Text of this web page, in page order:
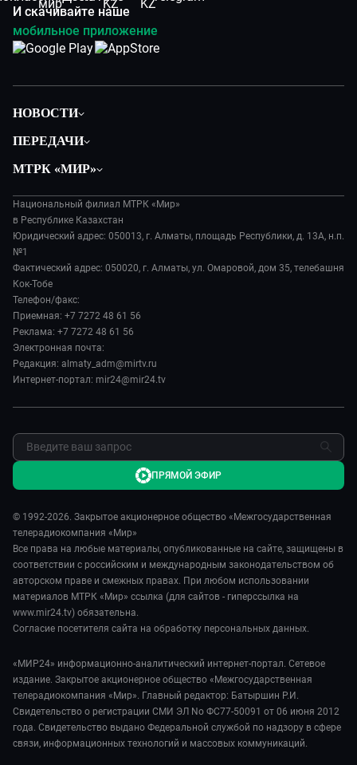
И скачивайте наше
мобильное приложение
НОВОСТИ
Экономика
Происшествия
Наука и технологии
Здоровье и медицина
Спорт
Авто
Культура
ПЕРЕДАЧИ
Вместе выгодно
Евразия. Культурно
Евразия. Регионы
Наши иностранцы
Пять причин поехать в...
Сделано в Содружестве
МТРК «МИР»
История
Руководство
Лица мира
Пресса о нас
Карьера
Реклама
Обратная связь
Национальный филиал МТРК «Мир»
в Республике Казахстан
Юридический адрес: 050013, г. Алматы, площадь Республики, д. 13А, н.п.
№1
Фактический адрес: 050020, г. Алматы, ул. Омаровой, дом 35, телебашня
Кок-Тобе
Телефон/факс:
Приемная: +7 7272 48 61 56
Реклама: +7 7272 48 61 56
Электронная почта:
Редакция: almaty_adm@mirtv.ru
Интернет-портал: mir24@mir24.tv
© 1992-2026. Закрытое акционерное общество «Межгосударственная
телерадиокомпания «Мир»
Все права на любые материалы, опубликованные на сайте, защищены в
соответствии с российским и международным законодательством об
авторском праве и смежных правах. При любом использовании
материалов МТРК «Мир» ссылка (для сайтов - гиперссылка на
www.mir24.tv) обязательна.
Согласие посетителя сайта на обработку персональных данных.
«МИР24» информационно-аналитический интернет-портал. Сетевое
издание. Закрытое акционерное общество «Межгосударственная
телерадиокомпания «Мир». Главный редактор: Батыршин Р.И.
Свидетельство о регистрации СМИ ЭЛ No ФС77-50091 от 06 июня 2012
года. Свидетельство выдано Федеральной службой по надзору в сфере
связи, информационных технологий и массовых коммуникаций.
ПРЯМОЙ ЭФИР